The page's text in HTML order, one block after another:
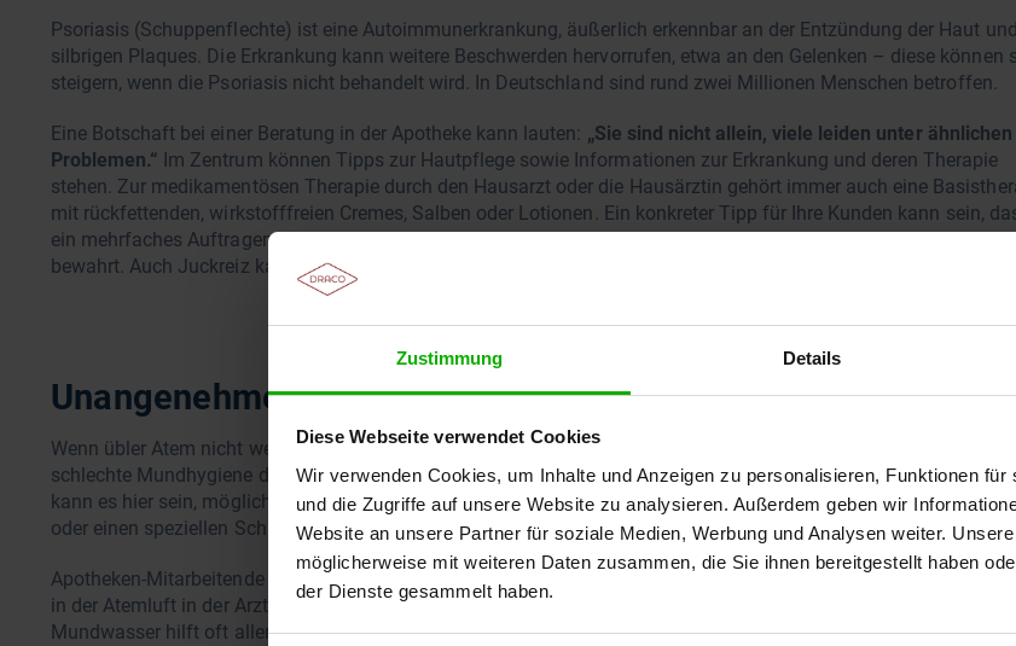
Zustimmung Details
Diese Webseite verwendet Cookies
Wir verwenden Cookies, um Inhalte und Anzeigen zu personalisieren, Funktionen
und die Zugriffe auf unsere Website zu analysieren. Außerdem geben wir
Website an unsere Partner für soziale Medien, Werbung und Analysen weiter.
möglicherweise mit weiteren Daten zusammen, die Sie ihnen bereitgestellt haben
der Dienste gesammelt haben.
Psoriasis (Schuppenflechte) ist eine Autoimmunerkrankung, äußerlich erkennbar an der Entzündung der Haut und
silbrigen Plaques. Die Erkrankung kann weitere Beschwerden hervorrufen, etwa an den Gelenken – diese können
steigern, wenn die Psoriasis nicht behandelt wird. In Deutschland sind rund zwei Millionen Menschen betroffen.
Eine Botschaft bei einer Beratung in der Apotheke kann lauten: „Sie sind nicht allein, viele leiden unter ähnlichen
Problemen.“ Im Zentrum können Tipps zur Hautpflege sowie Informationen zur Erkrankung und deren Therapie
stehen. Zur medikamentösen Therapie durch den Hausarzt oder die Hausärztin gehört immer auch eine
mit rückfettenden, wirkstofffreien Cremes, Salben oder Lotionen. Ein konkreter Tipp für Ihre Kunden kann sein,
ein mehrfaches Auftragen der Cremes die Haut vor Rissen und Hautreizungen schützt sowie vor dem
bewahrt. Auch Juckreiz kann dadurch gelindert werden.
Unangenehmer Mundgeruch: Die Hygiene verbessern
Wenn übler Atem nicht weichen will, steckt laut der Kassenzahnärztlichen Bundesvereinigung (KZBV) in vielen
schlechte Mundhygiene dahinter. Das ist bei einer Beratung in der Apotheke ein besonders sensibles Thema.
kann es hier sein, mögliche Maßnahmen positiv auszudrücken, etwa der Verweis auf Zahnseide,
oder einen speziellen Schaber für die Zungenreinigung.
Apotheken-Mitarbeitende können auch die Möglichkeit erläutern, dass die flüchtigen schwefelartigen
in der Atemluft in der Arztpraxis mit einem sogenannten Halimeter gemessen werden. Ein atemerfrischendes
Mundwasser hilft oft allenfalls vorübergehend – Hals-Nasen-Ohren-Ärzte empfehlen eher Salbeitee oder